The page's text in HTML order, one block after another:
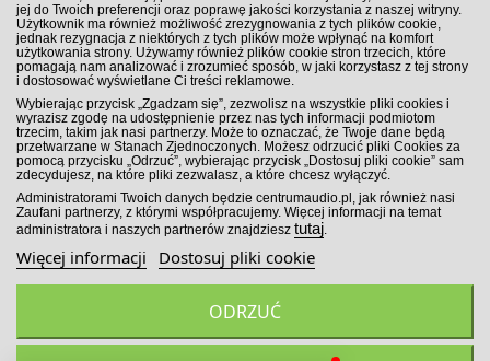
jej do Twoich preferencji oraz poprawę jakości korzystania z naszej witryny.
Użytkownik ma również możliwość zrezygnowania z tych plików cookie,
jednak rezygnacja z niektórych z tych plików może wpłynąć na komfort
użytkowania strony. Używamy również plików cookie stron trzecich, które
pomagają nam analizować i zrozumieć sposób, w jaki korzystasz z tej strony
i dostosować wyświetlane Ci treści reklamowe.
Wybierając przycisk „Zgadzam się”, zezwolisz na wszystkie pliki cookies i
wyrazisz zgodę na udostępnienie przez nas tych informacji podmiotom
trzecim, takim jak nasi partnerzy. Może to oznaczać, że Twoje dane będą
przetwarzane w Stanach Zjednoczonych. Możesz odrzucić pliki Cookies za
pomocą przycisku „Odrzuć”, wybierając przycisk „Dostosuj pliki cookie” sam
zdecydujesz, na które pliki zezwalasz, a które chcesz wyłączyć.
Administratorami Twoich danych będzie centrumaudio.pl, jak również nasi
Zaufani partnerzy, z którymi współpracujemy. Więcej informacji na temat
administratora i naszych partnerów znajdziesz tutaj.
Więcej informacji Dostosuj pliki cookie
ODRZUĆ
ZAPISZ SIĘ DO NEWSLETTERA
ZAPISZ SIĘ!
Wszelkie prawa zastrzeżone. Sklep Car Audio CentrumAudio.pl
2026